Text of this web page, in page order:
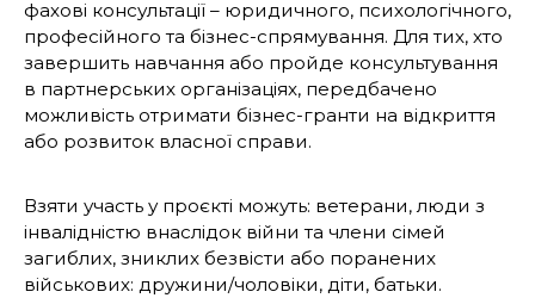
фахові консультації – юридичного, психологічного,
професійного та бізнес-спрямування. Для тих, хто
завершить навчання або пройде консультування
в партнерських організаціях, передбачено
можливість отримати бізнес-гранти на відкриття
або розвиток власної справи.
Взяти участь у проєкті можуть: ветерани, люди з
інвалідністю внаслідок війни та члени сімей
загиблих, зниклих безвісти або поранених
військових: дружини/чоловіки, діти, батьки.